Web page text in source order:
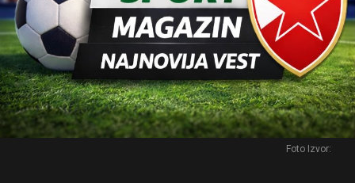
Foto Izvor: